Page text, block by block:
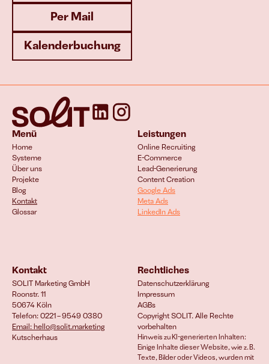
Per Mail
Kalenderbuchung
Menü
Home
Systeme
Über uns
Projekte
Blog
Kontakt
Glossar
Leistungen
Online Recruiting
E-Commerce
Lead-Generierung
Content Creation
Google Ads
Meta Ads
LinkedIn Ads
Kontakt
SOLIT Marketing GmbH
Roonstr. 11
50674 Köln
Telefon: 0221 – 9549 0380
Email: hello@solit.marketing
Kutscherhaus
Rechtliches
Datenschutzerklärung
Impressum
AGBs
Copyright SOLIT. Alle Rechte
vorbehalten
Hinweis zu KI-generierten Inhalten:
Einige Inhalte dieser Website, wie z. B.
Texte, Bilder oder Videos, wurden mit